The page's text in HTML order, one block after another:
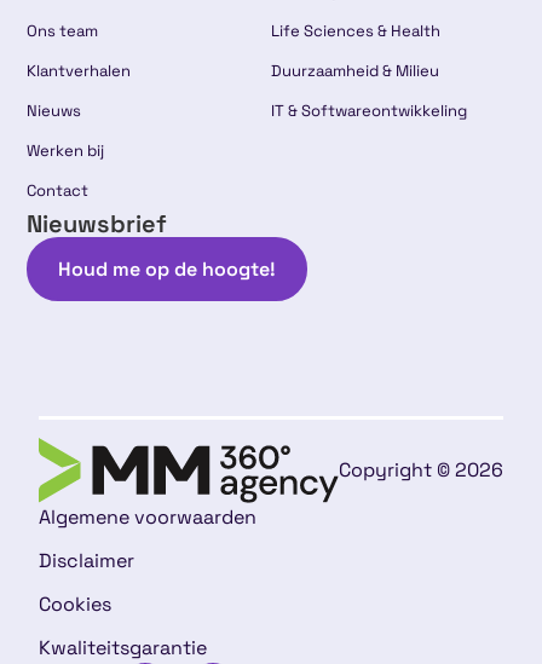
Ons team
Klantverhalen
Nieuws
Werken bij
Contact
Life Sciences & Health
Duurzaamheid & Milieu
IT & Softwareontwikkeling
Nieuwsbrief
Houd me op de hoogte!
Copyright © 2026
Algemene voorwaarden
Disclaimer
Cookies
Kwaliteitsgarantie